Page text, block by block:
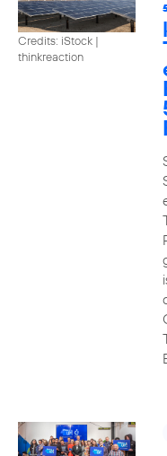
Credits: iStock |
thinkreaction